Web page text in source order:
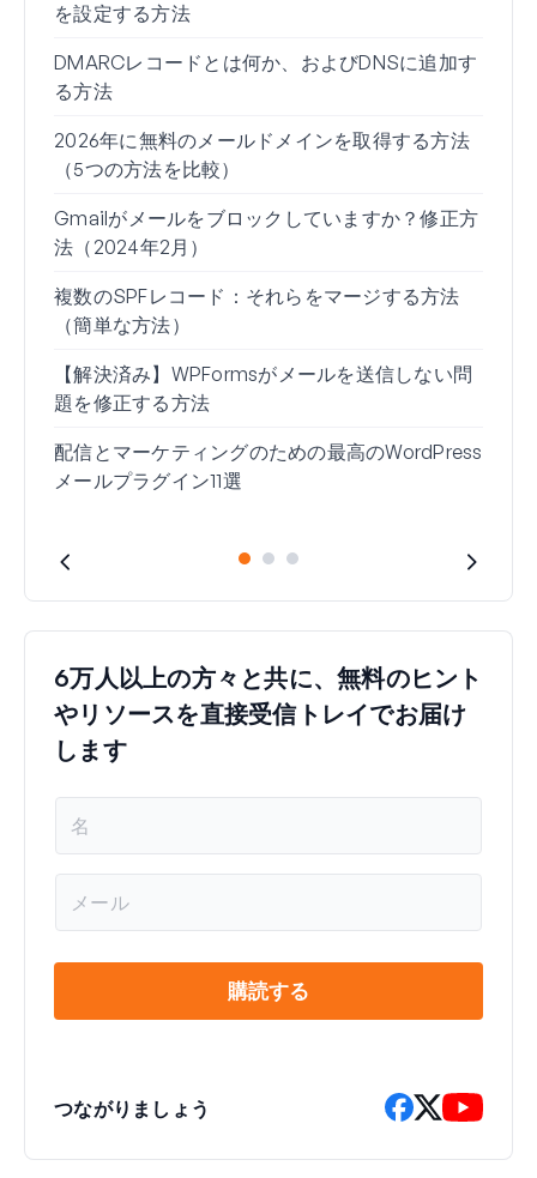
を設定する方法
DMARCレコードとは何か、およびDNSに追加す
る方法
2026年に無料のメールドメインを取得する方法
（5つの方法を比較）
Gmailがメールをブロックしていますか？修正方
法（2024年2月）
複数のSPFレコード：それらをマージする方法
（簡単な方法）
【解決済み】WPFormsがメールを送信しない問
題を修正する方法
配信とマーケティングのための最高のWordPress
メールプラグイン11選
6万人以上の方々と共に、無料のヒント
やリソースを直接受信トレイでお届け
します
*
ル
購読する
つながりましょう